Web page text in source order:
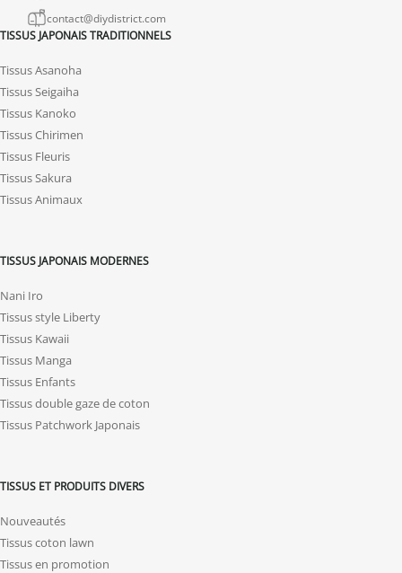
contact@diydistrict.com
TISSUS JAPONAIS TRADITIONNELS
Tissus Asanoha
Tissus Seigaiha
Tissus Kanoko
Tissus Chirimen
Tissus Fleuris
Tissus Sakura
Tissus Animaux
TISSUS JAPONAIS MODERNES
Nani Iro
Tissus style Liberty
Tissus Kawaii
Tissus Manga
Tissus Enfants
Tissus double gaze de coton
Tissus Patchwork Japonais
TISSUS ET PRODUITS DIVERS
Nouveautés
Tissus coton lawn
Tissus en promotion